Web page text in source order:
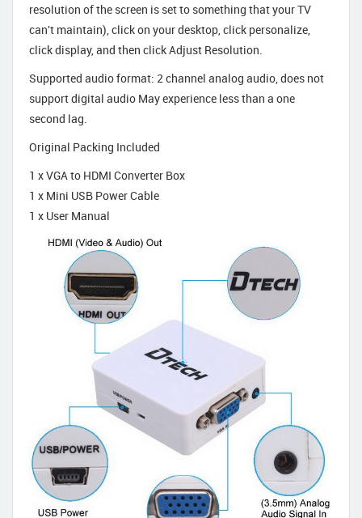
resolution of the screen is set to something that your TV
can't maintain), click on your desktop, click personalize,
click display, and then click Adjust Resolution.
Supported audio format: 2 channel analog audio, does not
support digital audio May experience less than a one
second lag.
Original Packing Included
1 x VGA to HDMI Converter Box
1 x Mini USB Power Cable
1 x User Manual